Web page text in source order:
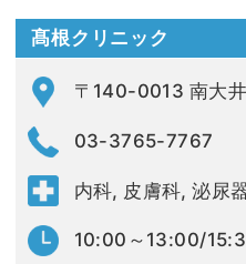
髙根クリニック
〒140-0013 南大
03-3765-7767
内科, 皮膚科, 泌尿
10:00～13:00/